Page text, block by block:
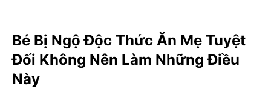
Bé Bị Ngộ Độc Thức Ăn Mẹ Tuyệt
Đối Không Nên Làm Những Điều
Này